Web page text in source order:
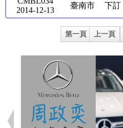
2014-12-13
臺南市 下訂
第一頁 上一頁